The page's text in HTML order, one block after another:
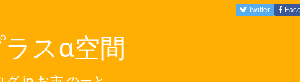
スα空間
Twitter